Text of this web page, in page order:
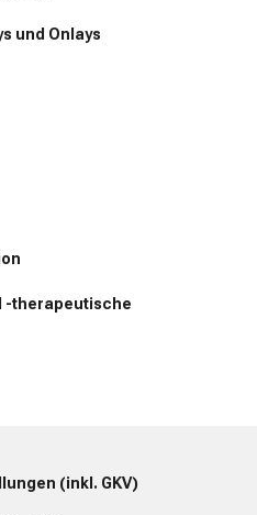
und Onlays
-therapeutische
(inkl. GKV)